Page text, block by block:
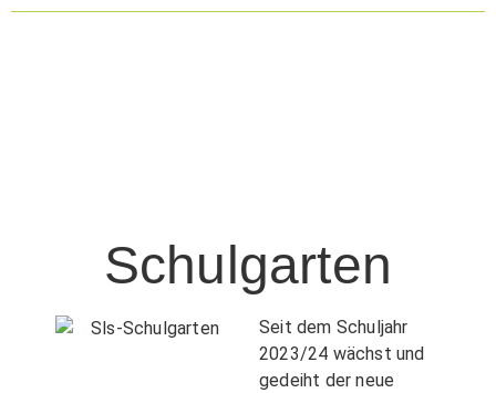
Schulgarten
Seit dem Schuljahr
2023/24 wächst und
gedeiht der neue